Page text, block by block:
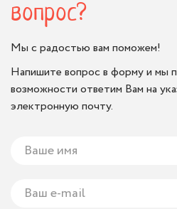
вопрос?
Мы с радостью вам поможем!
Напишите вопрос в форму и мы
возможности ответим Вам на
электронную почту.